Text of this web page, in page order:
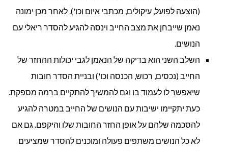
(הוצעה לפועל, עיקולים, מכתבי איום וכו'). לאחר מכן ימונה
נאמן שייבחן את מצב החייב וינסה להגיע להסדר ריאלי עם
הנושים.
השלב השני הוא בדיקה של הנאמן לגבי יכולות ההחזר של
החייב (נכסים, רכוש, הכנסה וכו') ובניית הסדר חובות
שיאפשר לו לעמוד בו וגם להמשיך להתקיים ברמה מספקת.
כעת יתקיימו ישיבות עם הנושים של החייב במטרה להגיע
להסכמה שלהם על אופן החזר החובות שלו והיקפם. גם אם
לא כל הנושים משתפים פעולה ומוכנים להסדר שמציעים